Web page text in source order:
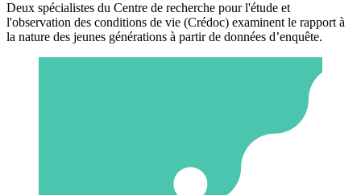
Deux spécialistes du Centre de recherche pour l'étude et
l'observation des conditions de vie (Crédoc) examinent le rapport à
la nature des jeunes générations à partir de données d’enquête.